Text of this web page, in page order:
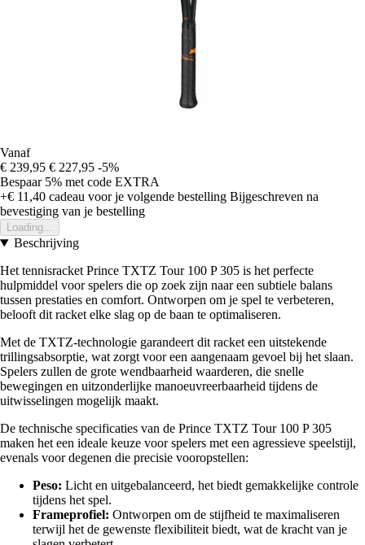
Vanaf
€ 239,95 € 227,95 -5%
Bespaar 5% met code EXTRA
+€ 11,40 cadeau voor je volgende bestelling Bijgeschreven na
bevestiging van je bestelling
Loading...
Beschrijving
Het tennisracket Prince TXTZ Tour 100 P 305 is het perfecte
hulpmiddel voor spelers die op zoek zijn naar een subtiele balans
tussen prestaties en comfort. Ontworpen om je spel te verbeteren,
belooft dit racket elke slag op de baan te optimaliseren.
Met de TXTZ-technologie garandeert dit racket een uitstekende
trillingsabsorptie, wat zorgt voor een aangenaam gevoel bij het slaan.
Spelers zullen de grote wendbaarheid waarderen, die snelle
bewegingen en uitzonderlijke manoeuvreerbaarheid tijdens de
uitwisselingen mogelijk maakt.
De technische specificaties van de Prince TXTZ Tour 100 P 305
maken het een ideale keuze voor spelers met een agressieve speelstijl,
evenals voor degenen die precisie vooropstellen:
Peso: Licht en uitgebalanceerd, het biedt gemakkelijke controle
tijdens het spel.
Frameprofiel: Ontworpen om de stijfheid te maximaliseren
terwijl het de gewenste flexibiliteit biedt, wat de kracht van je